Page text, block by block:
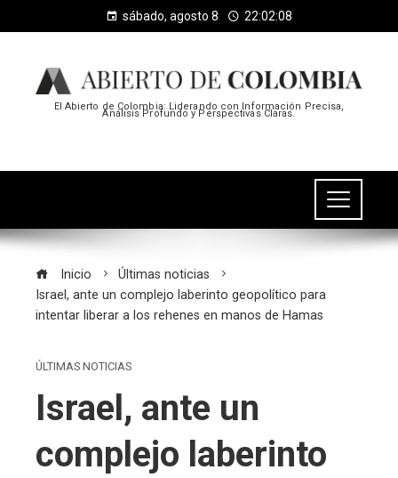
sábado, agosto 8 22:02:08
El Abierto de Colombia: Liderando con Información Precisa,
Análisis Profundo y Perspectivas Claras.
Inicio
Últimas noticias
Israel, ante un complejo laberinto geopolítico para
intentar liberar a los rehenes en manos de Hamas
ÚLTIMAS NOTICIAS
Israel, ante un
complejo laberinto